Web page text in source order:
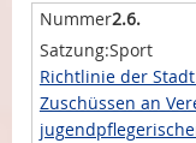
2.6.
Sport
Richtlinie der
Zuschüssen an